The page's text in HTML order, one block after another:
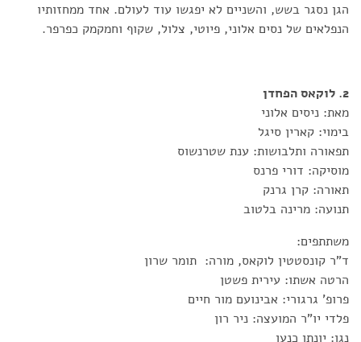
הגן נסגר בשש, והשניים לא יפגשו עוד לעולם. אחד ממחזותיו
הנפלאים של נסים אלוני, פיוטי, צלול, שקוף וחמקמק כפרפר.
2. לוקאס הפחדן
מאת: ניסים אלוני
בימוי: קארין סיגל
תפאורה ותלבושות: ענת שטרנשוס
מוסיקה: דורי פרנס
תאורה: קרן גרנק
תנועה: מרינה בלטוב
משתתפים:
ד"ר קונסטטין לוקאס, מורה: תומר שרון
הרטה אשתו: עירית פשטן
פרופ' גרגורי: אבינועם מור חיים
פלדי יו"ר המועצה: ניר רון
נגן: יונתן כנען